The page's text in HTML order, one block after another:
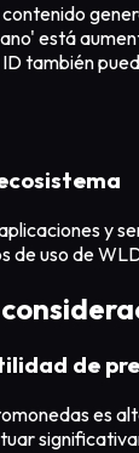
está
también
y
de uso de
de
es